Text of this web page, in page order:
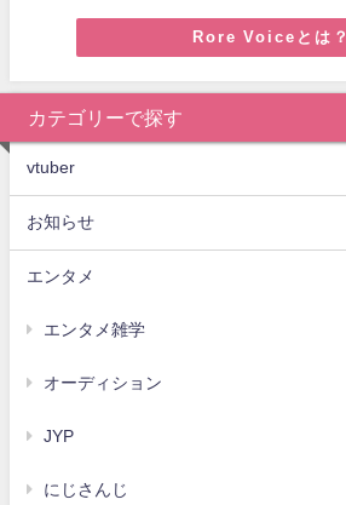
Rore Voiceとは？
カテゴリーで探す
vtuber
お知らせ
エンタメ
エンタメ雑学
オーディション
JYP
にじさんじ